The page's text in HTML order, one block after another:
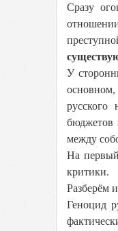
Сразу
У
русского
бюджетов
между
На первый
критики.
Разберём
Геноцид